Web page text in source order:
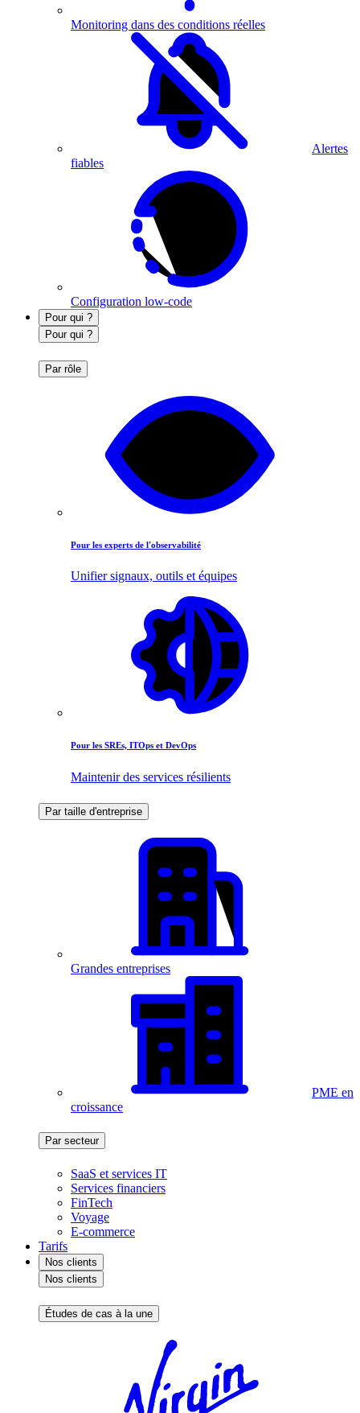
Monitoring dans des conditions réelles
Alertes
fiables
Configuration low-code
Pour qui ?
Pour qui ?
Par rôle
Pour les experts de l'observabilité
Unifier signaux, outils et équipes
Pour les SREs, ITOps et DevOps
Maintenir des services résilients
Par taille d'entreprise
Grandes entreprises
PME en
croissance
Par secteur
SaaS et services IT
Services financiers
FinTech
Voyage
E-commerce
Tarifs
Nos clients
Nos clients
Études de cas à la une